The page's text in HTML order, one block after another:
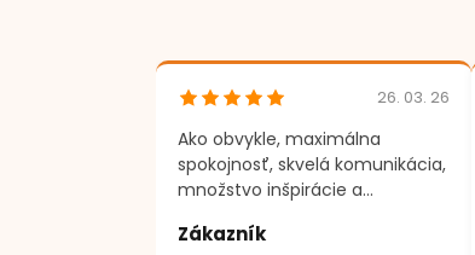
26. 03. 26
Ako obvykle, maximálna
spokojnosť, skvelá komunikácia,
množstvo inšpirácie a
;)
Zákazník